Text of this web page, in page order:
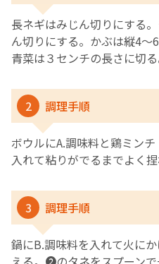
長ネギはみじん切りにする
ん切りにする。かぶは縦4～
青菜は３センチの長さに切
2 調理手順
ボウルにA.調味料と鶏ミン
入れて粘りがでるまでよく捏
3 調理手順
鍋にB.調味料を入れて火に